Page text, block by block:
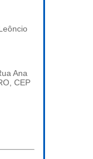
Ana
CEP